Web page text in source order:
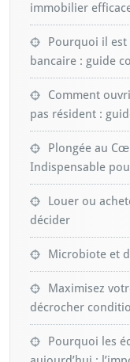
immobilier
Pourquoi il est
bancaire : guide
Comment
pas résident :
Plongée au
Indispensable
Louer ou
décider
Microbiote et
Maximisez
décrocher
Pourquoi les